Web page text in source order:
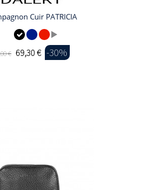
Cuir PATRICIA
€ 69,30 € -30%